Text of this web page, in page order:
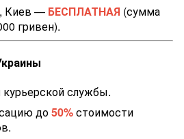
Киев — БЕСПЛАТНАЯ (сумма
гривен).
службы.
до50%стоимости